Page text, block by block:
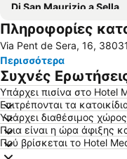
Di San Maurizio a Sella
Σέλλα Ρόντα
Λίμνη Kaltern
Θέρμες Μεράνο
Πληροφορίες
Via Pent de Sera, 16,
Περισσότερα
Συχνές
Υπάρχει πισίνα στο Hotel
Επιτρέπονται τα
Υπάρχει διαθέσιμος
Ποια είναι η ώρα άφιξης
Πού βρίσκεται το Hotel